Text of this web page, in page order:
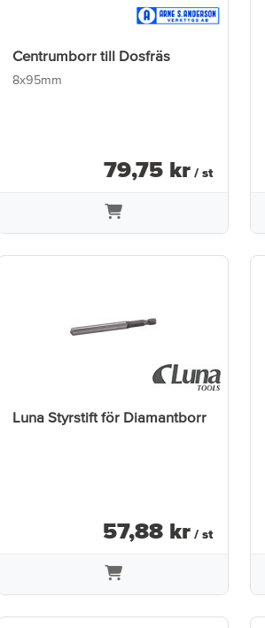
Centrumborr till Dosfräs
8x95mm
79,75 kr / st
Luna Styrstift för Diamantborr
57,88 kr / st